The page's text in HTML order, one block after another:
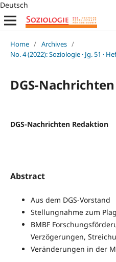
Deutsch
Home / Archives /
No. 4 (2022): Soziologie · Jg. 51 ·
DGS-Nachrichten
DGS-Nachrichten Redaktion
Abstract
Aus dem DGS-Vorstand
Stellungnahme zum
BMBF
Verzögerungen,
Veränderungen in der